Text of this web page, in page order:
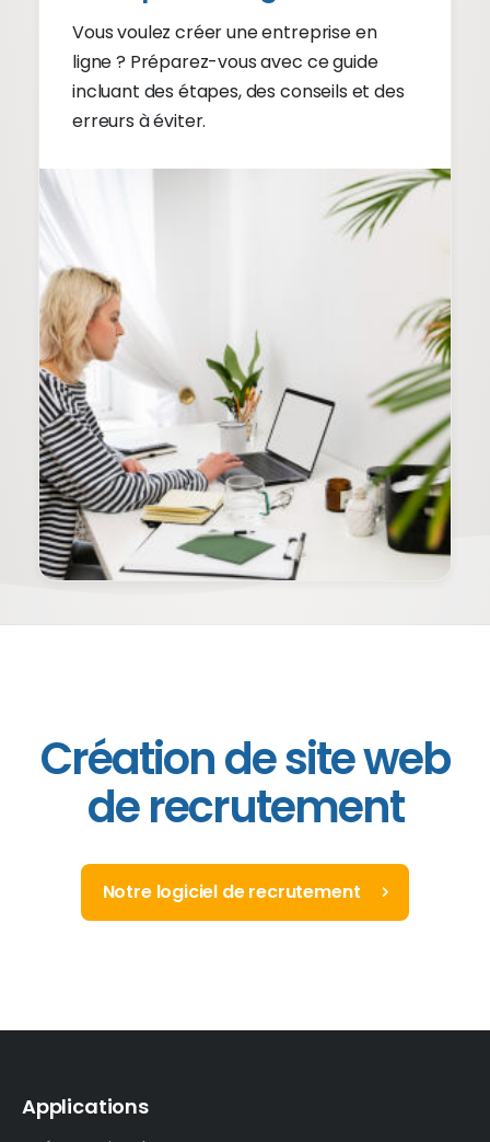
Vous voulez créer une entreprise en
ligne ? Préparez-vous avec ce guide
incluant des étapes, des conseils et des
erreurs à éviter.
Création de site web
de recrutement
Notre logiciel de recrutement
Applications